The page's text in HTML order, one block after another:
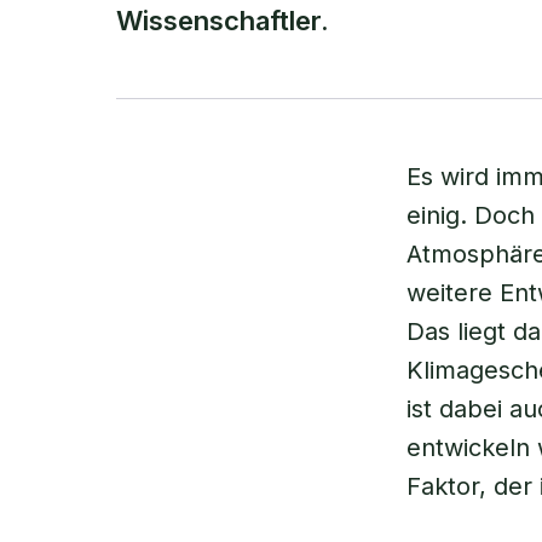
Wissenschaftler.
Es wird
einig.
weitere
Das liegt
ist dabei
entwickeln
Faktor, der